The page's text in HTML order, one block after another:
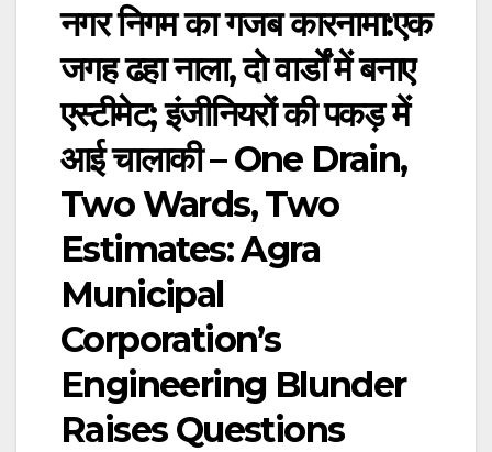
नगर निगम का गजब कारनामा:एक
जगह ढहा नाला, दो वार्डों में बनाए
एस्टीमेट; इंजीनियरों की पकड़ में
आई चालाकी – One Drain,
Two Wards, Two
Estimates: Agra
Municipal
Corporation’s
Engineering Blunder
Raises Questions